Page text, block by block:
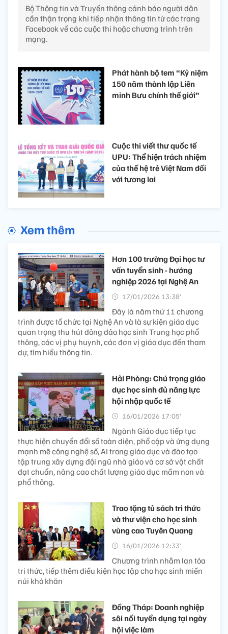
Bộ Thông tin và Truyền thông cảnh báo người dân
cần thận trọng khi tiếp nhận thông tin từ các trang
Facebook về các cuộc thi hoặc chương trình trên
mạng.
Phát hành bộ tem “Kỷ niệm
150 năm thành lập Liên
minh Bưu chính thế giới”
Cuộc thi viết thư quốc tế
UPU: Thể hiện trách nhiệm
của thế hệ trẻ Việt Nam đối
với tương lai
Xem thêm
Hơn 100 trường Đại học tư
vấn tuyển sinh - hướng
nghiệp 2026 tại Nghệ An
17/01/2026 13:38’
Đây là năm thứ 11 chương
trình được tổ chức tại Nghệ An và là sự kiện giáo dục
quan trọng thu hút đông đảo học sinh Trung học phổ
thông, các vị phụ huynh, các đơn vị giáo dục đến tham
dự, tìm hiểu thông tin.
Hải Phòng: Chú trọng giáo
dục học sinh đủ năng lực
hội nhập quốc tế
16/01/2026 17:05’
Ngành Giáo dục tiếp tục
thực hiện chuyển đổi số toàn diện, phổ cập và ứng dụng
mạnh mẽ công nghệ số, AI trong giáo dục và đào tạo
tập trung xây dựng đội ngũ nhà giáo và cơ sở vật chất
đạt chuẩn, nâng cao chất lượng giáo dục mầm non và
phổ thông.
Trao tặng tủ sách tri thức
và thư viện cho học sinh
vùng cao Tuyên Quang
16/01/2026 12:33’
Chương trình nhằm lan tỏa
tri thức, tiếp thêm điều kiện học tập cho học sinh miền
núi khó khăn
Đồng Tháp: Doanh nghiệp
sôi nổi tuyển dụng tại ngày
hội việc làm ​